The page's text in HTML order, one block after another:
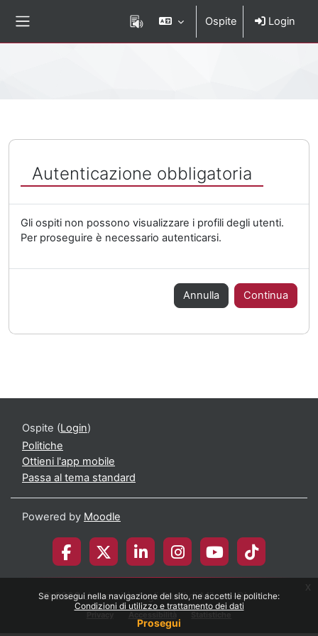
Se prosegui nella navigazione del sito, ne accetti le politiche:
Condizioni di utilizzo e trattamento dei dati
Prosegui
x
Ospite Login
Autenticazione obbligatoria
Gli ospiti non possono visualizzare i profili degli utenti.
Per proseguire è necessario autenticarsi.
Annulla Continua
Ospite (Login)
Politiche
Ottieni l'app mobile
Passa al tema standard
Powered by Moodle
© 2026 Università degli Studi di Milano-Bicocca